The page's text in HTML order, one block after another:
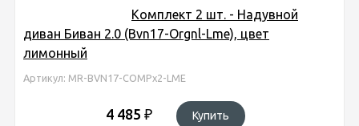
Комплект 2 шт. - Надувной
диван Биван 2.0 (Bvn17-Orgnl-Lme), цвет
лимонный
Артикул: MR-BVN17-COMPx2-LME
4 485 ₽
Купить